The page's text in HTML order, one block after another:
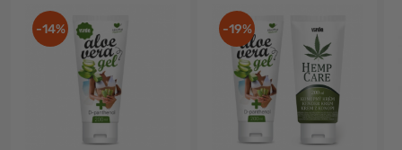
-14% -19%